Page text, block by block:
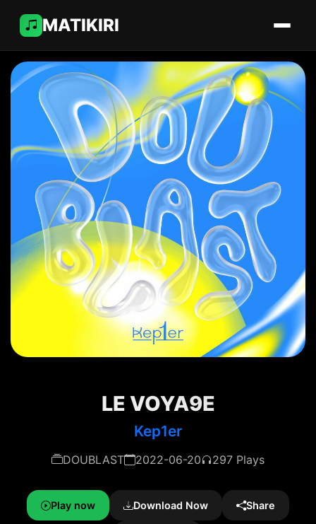
MATIKIRI
LE VOYA9E
Kep1er
DOUBLAST 2022-06-20 297 Plays
Play now Download Now Share